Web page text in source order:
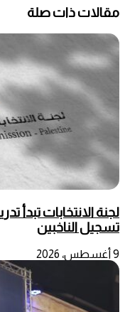
مقالات ذات صلة
لجنة الانتخابات تبدأ
تسجيل الناخبين
9 أغسطس، 2026